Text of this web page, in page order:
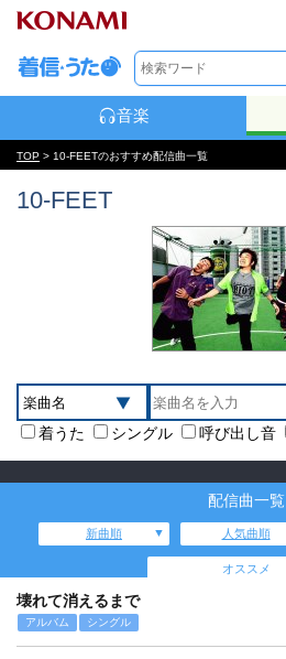
音楽
TOP > 10-FEETのおすすめ配信曲一覧
10-FEET
着うた シングル 呼び出し音
配信曲一覧
新曲順 人気曲順
オススメ
壊れて消えるまで
アルバム シングル